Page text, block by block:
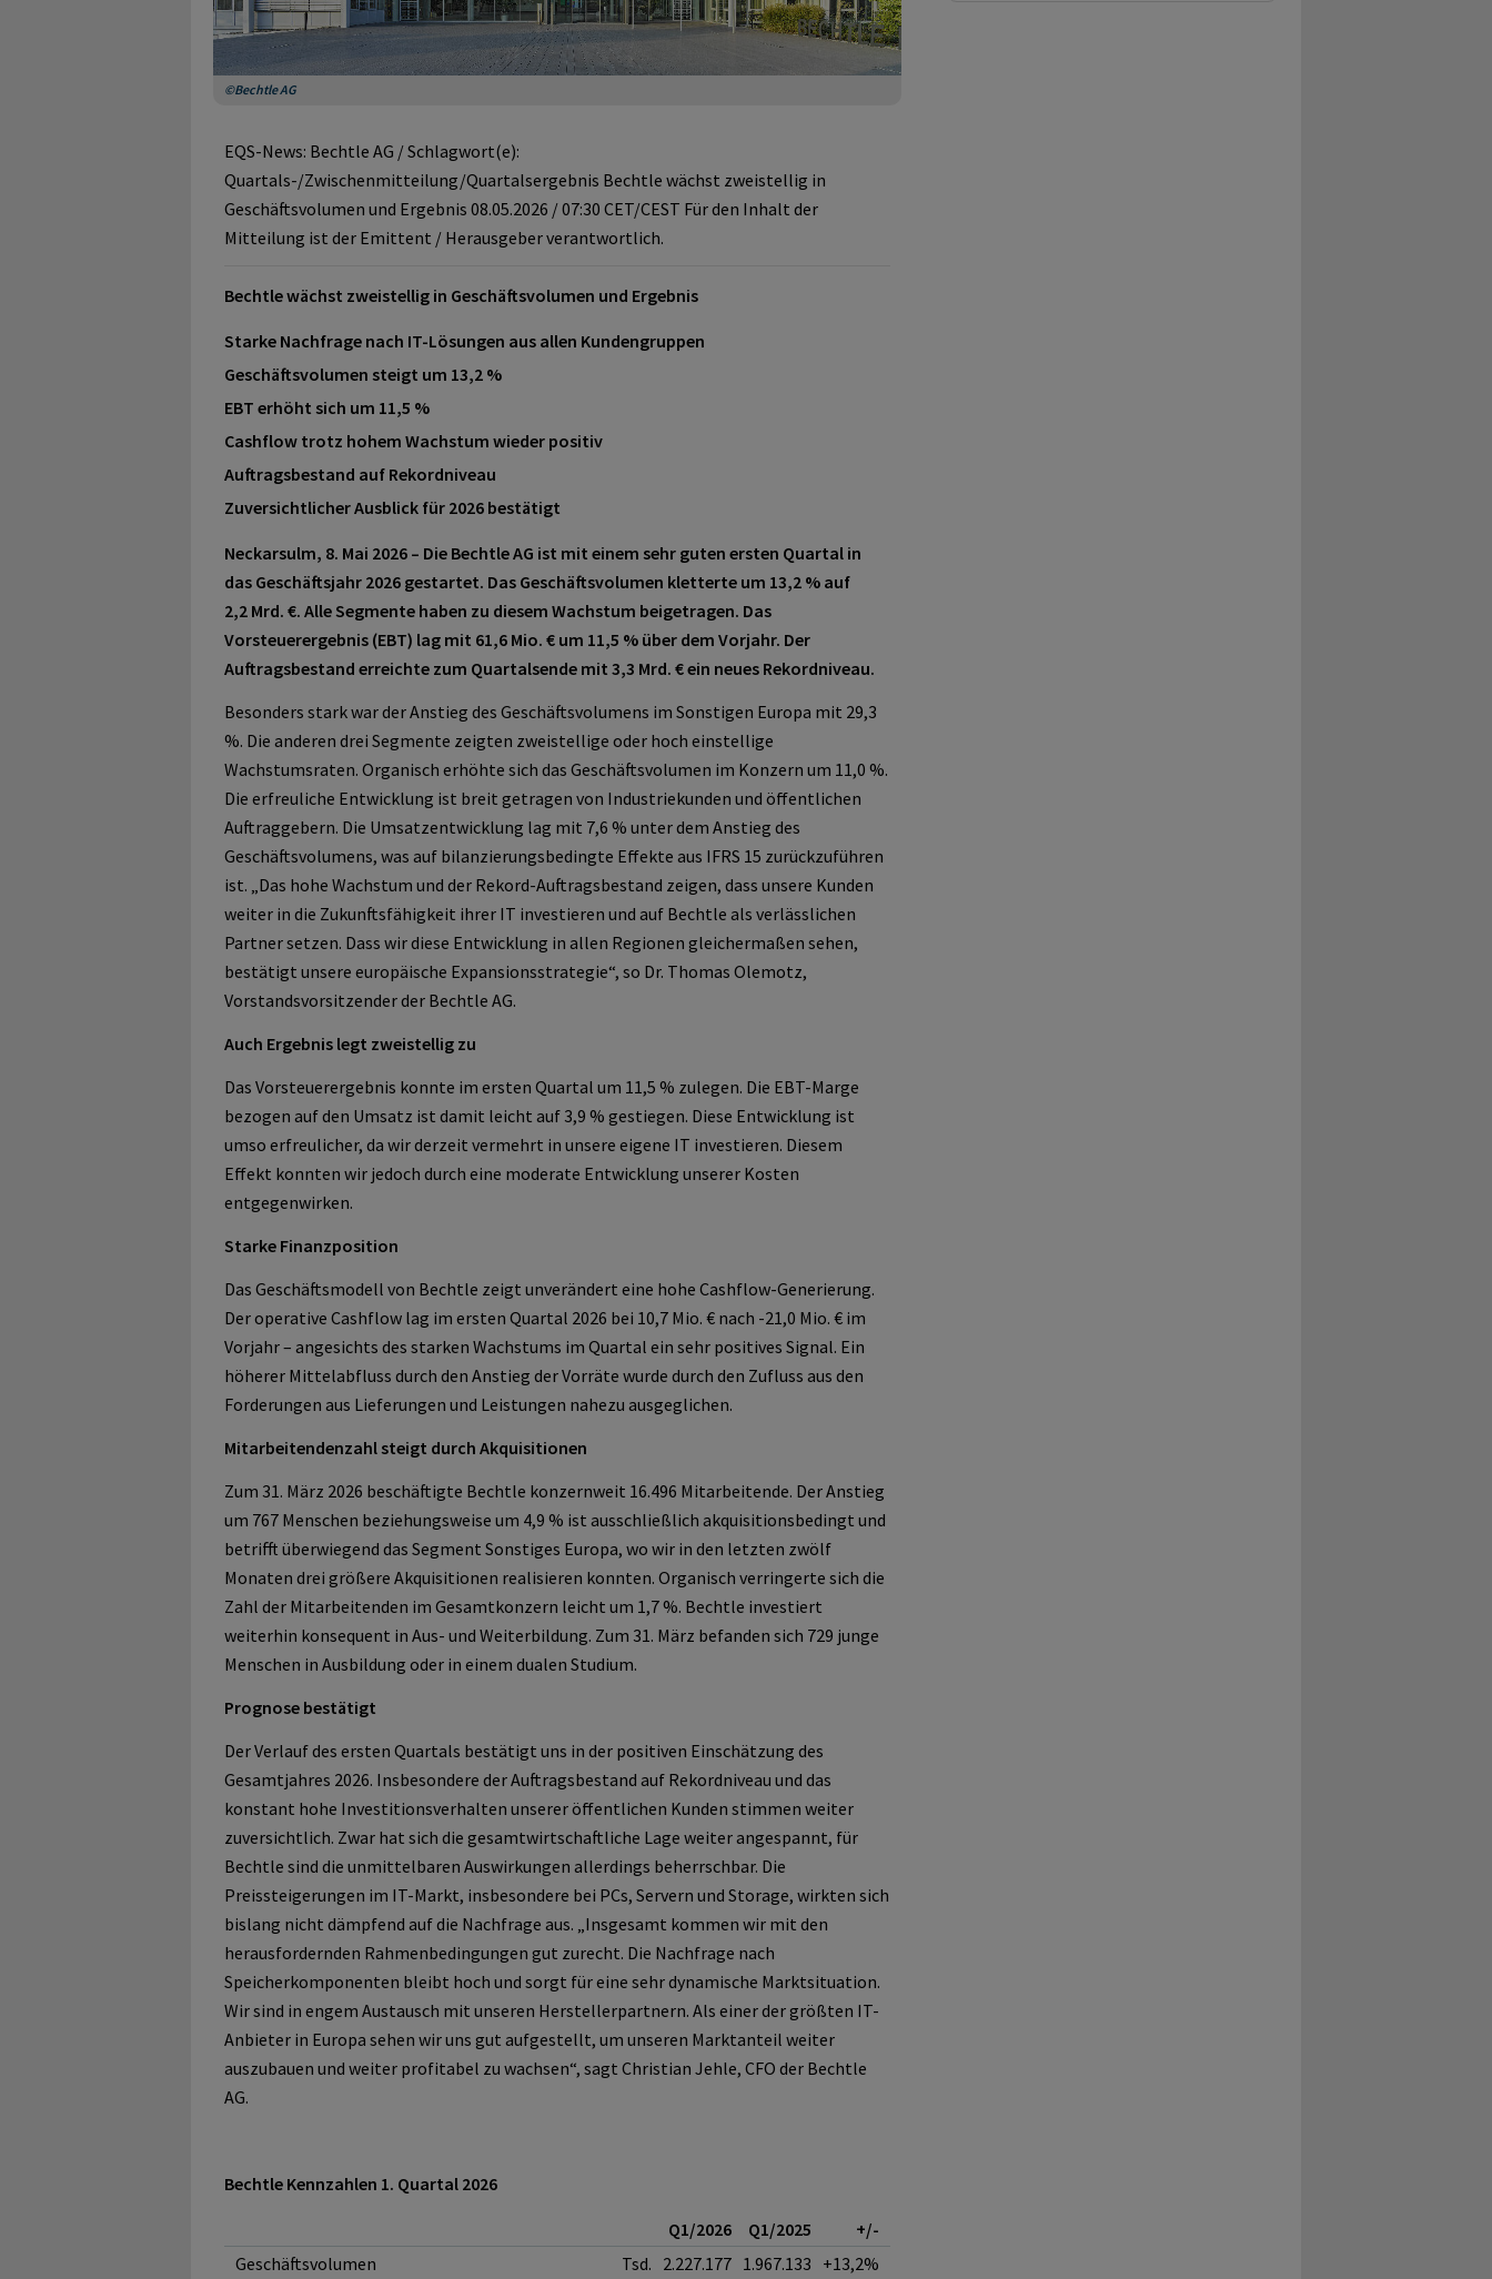
©Bechtle AG
EQS-News: Bechtle AG / Schlagwort(e):
Quartals-/Zwischenmitteilung/Quartalsergebnis Bechtle wächst zweistellig in
Geschäftsvolumen und Ergebnis 08.05.2026 / 07:30 CET/CEST Für den Inhalt der
Mitteilung ist der Emittent / Herausgeber verantwortlich.
Bechtle wächst zweistellig in Geschäftsvolumen und Ergebnis
Starke Nachfrage nach IT-Lösungen aus allen Kundengruppen
Geschäftsvolumen steigt um 13,2 %
EBT erhöht sich um 11,5 %
Cashflow trotz hohem Wachstum wieder positiv
Auftragsbestand auf Rekordniveau
Zuversichtlicher Ausblick für 2026 bestätigt
Neckarsulm, 8. Mai 2026 – Die Bechtle AG ist mit einem sehr guten ersten Quartal in
das Geschäftsjahr 2026 gestartet. Das Geschäftsvolumen kletterte um 13,2 % auf
2,2 Mrd. €. Alle Segmente haben zu diesem Wachstum beigetragen. Das
Vorsteuerergebnis (EBT) lag mit 61,6 Mio. € um 11,5 % über dem Vorjahr. Der
Auftragsbestand erreichte zum Quartalsende mit 3,3 Mrd. € ein neues Rekordniveau.
Besonders stark war der Anstieg des Geschäftsvolumens im Sonstigen Europa mit 29,3
%. Die anderen drei Segmente zeigten zweistellige oder hoch einstellige
Wachstumsraten. Organisch erhöhte sich das Geschäftsvolumen im Konzern um 11,0 %.
Die erfreuliche Entwicklung ist breit getragen von Industriekunden und öffentlichen
Auftraggebern. Die Umsatzentwicklung lag mit 7,6 % unter dem Anstieg des
Geschäftsvolumens, was auf bilanzierungsbedingte Effekte aus IFRS 15 zurückzuführen
ist. „Das hohe Wachstum und der Rekord‑Auftragsbestand zeigen, dass unsere Kunden
weiter in die Zukunftsfähigkeit ihrer IT investieren und auf Bechtle als verlässlichen
Partner setzen. Dass wir diese Entwicklung in allen Regionen gleichermaßen sehen,
bestätigt unsere europäische Expansionsstrategie“, so Dr. Thomas Olemotz,
Vorstandsvorsitzender der Bechtle AG.
Auch Ergebnis legt zweistellig zu
Das Vorsteuerergebnis konnte im ersten Quartal um 11,5 % zulegen. Die EBT-Marge
bezogen auf den Umsatz ist damit leicht auf 3,9 % gestiegen. Diese Entwicklung ist
umso erfreulicher, da wir derzeit vermehrt in unsere eigene IT investieren. Diesem
Effekt konnten wir jedoch durch eine moderate Entwicklung unserer Kosten
entgegenwirken.
Starke Finanzposition
Das Geschäftsmodell von Bechtle zeigt unverändert eine hohe Cashflow-Generierung.
Der operative Cashflow lag im ersten Quartal 2026 bei 10,7 Mio. € nach -21,0 Mio. € im
Vorjahr – angesichts des starken Wachstums im Quartal ein sehr positives Signal. Ein
höherer Mittelabfluss durch den Anstieg der Vorräte wurde durch den Zufluss aus den
Forderungen aus Lieferungen und Leistungen nahezu ausgeglichen.
Mitarbeitendenzahl steigt durch Akquisitionen
Zum 31. März 2026 beschäftigte Bechtle konzernweit 16.496 Mitarbeitende. Der Anstieg
um 767 Menschen beziehungsweise um 4,9 % ist ausschließlich akquisitionsbedingt und
betrifft überwiegend das Segment Sonstiges Europa, wo wir in den letzten zwölf
Monaten drei größere Akquisitionen realisieren konnten. Organisch verringerte sich die
Zahl der Mitarbeitenden im Gesamtkonzern leicht um 1,7 %. Bechtle investiert
weiterhin konsequent in Aus- und Weiterbildung. Zum 31. März befanden sich 729 junge
Menschen in Ausbildung oder in einem dualen Studium.
Prognose bestätigt
Der Verlauf des ersten Quartals bestätigt uns in der positiven Einschätzung des
Gesamtjahres 2026. Insbesondere der Auftragsbestand auf Rekordniveau und das
konstant hohe Investitionsverhalten unserer öffentlichen Kunden stimmen weiter
zuversichtlich. Zwar hat sich die gesamtwirtschaftliche Lage weiter angespannt, für
Bechtle sind die unmittelbaren Auswirkungen allerdings beherrschbar. Die
Preissteigerungen im IT‑Markt, insbesondere bei PCs, Servern und Storage, wirkten sich
bislang nicht dämpfend auf die Nachfrage aus. „Insgesamt kommen wir mit den
herausfordernden Rahmenbedingungen gut zurecht. Die Nachfrage nach
Speicherkomponenten bleibt hoch und sorgt für eine sehr dynamische Marktsituation.
Wir sind in engem Austausch mit unseren Herstellerpartnern. Als einer der größten IT-
Anbieter in Europa sehen wir uns gut aufgestellt, um unseren Marktanteil weiter
auszubauen und weiter profitabel zu wachsen“, sagt Christian Jehle, CFO der Bechtle
AG.
Bechtle Kennzahlen 1. Quartal 2026
Q1/2026 Q1/2025
+/-
Geschäftsvolumen
Tsd. 2.227.177 1.967.133 +13,2%